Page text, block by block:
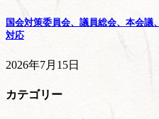
国会対策委員会、議員総会、本会議
対応
2026年7月15日
カテゴリー